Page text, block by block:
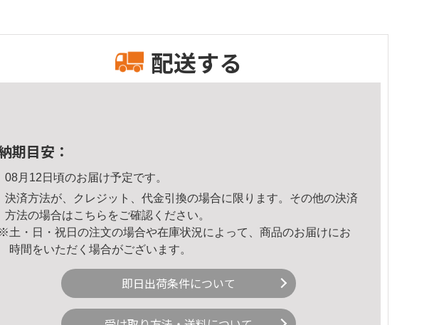
配送する
期目安：
08月12日頃のお届け予定です。
決済方法が、クレジット、代金引換の場合に限ります。その他の決済
方法の場合はこちら をご確認ください。
※土・日・祝日の注文の場合や在庫状況によって、商品のお届けにお
時間をいただく場合がございます。
即日出荷条件について